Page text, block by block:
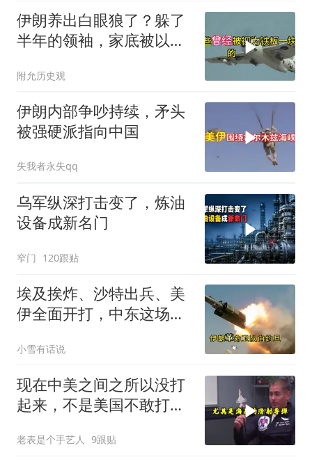
伊朗养出白眼狼了？躲了
半年的领袖，家底被以色
附允历史观
伊朗内部争吵持续，矛头
被强硬派指向中国
失我者永失qq
乌军纵深打击变了，炼油
设备成新名门
窄门 120跟贴
埃及挨炸、沙特出兵、美
伊全面开打，中东这场仗
小雪有话说
现在中美之间之所以没打
起来，不是美国不敢打或
老表是个手艺人 9跟贴